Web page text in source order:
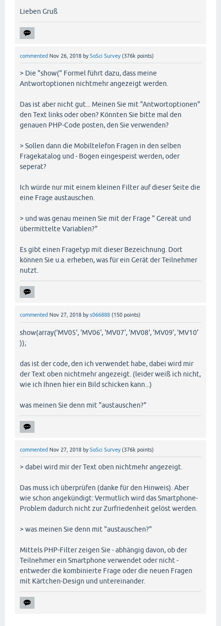
Lieben Gruß
commented Nov 26, 2018 bySoSci Survey (376k points)
> Die "show(" Formel führt dazu, dass meine
Antwortoptionen nichtmehr angezeigt werden.
Das ist aber nicht gut... Meinen Sie mit "Antwortoptionen"
den Text links oder oben? Könnten Sie bitte mal den
genauen PHP-Code posten, den Sie verwenden?
> Sollen dann die Mobiltelefon Fragen in den selben
Fragekatalog und - Bogen eingespeist werden, oder
seperat?
Ich würde nur mit einem kleinen Filter auf dieser Seite die
eine Frage austauschen.
> und was genau meinen Sie mit der Frage " Gereät und
übermittelte Variablen?"
Es gibt einen Fragetyp mit dieser Bezeichnung. Dort
können Sie u.a. erheben, was für ein Gerät der Teilnehmer
nutzt.
commented Nov 27, 2018 bys066888 (150 points)
show(array('MV05', 'MV06', 'MV07', 'MV08', 'MV09', 'MV10'
));
das ist der code, den ich verwendet habe, dabei wird mir
der Text oben nichtmehr angezeigt. (leider weiß ich nicht,
wie ich Ihnen hier ein Bild schicken kann...)
was meinen Sie denn mit "austauschen?"
commented Nov 27, 2018 bySoSci Survey (376k points)
> dabei wird mir der Text oben nichtmehr angezeigt.
Das muss ich überprüfen (danke für den Hinweis). Aber
wie schon angekündigt: Vermutlich wird das Smartphone-
Problem dadurch nicht zur Zurfriedenheit gelöst werden.
> was meinen Sie denn mit "austauschen?"
Mittels PHP-Filter zeigen Sie - abhängig davon, ob der
Teilnehmer ein Smartphone verwendet oder nicht -
entweder die kombinierte Frage oder die neuen Fragen
mit Kärtchen-Design und untereinander.